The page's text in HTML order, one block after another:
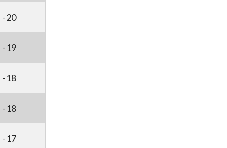
-20
-19
-18
-18
-17